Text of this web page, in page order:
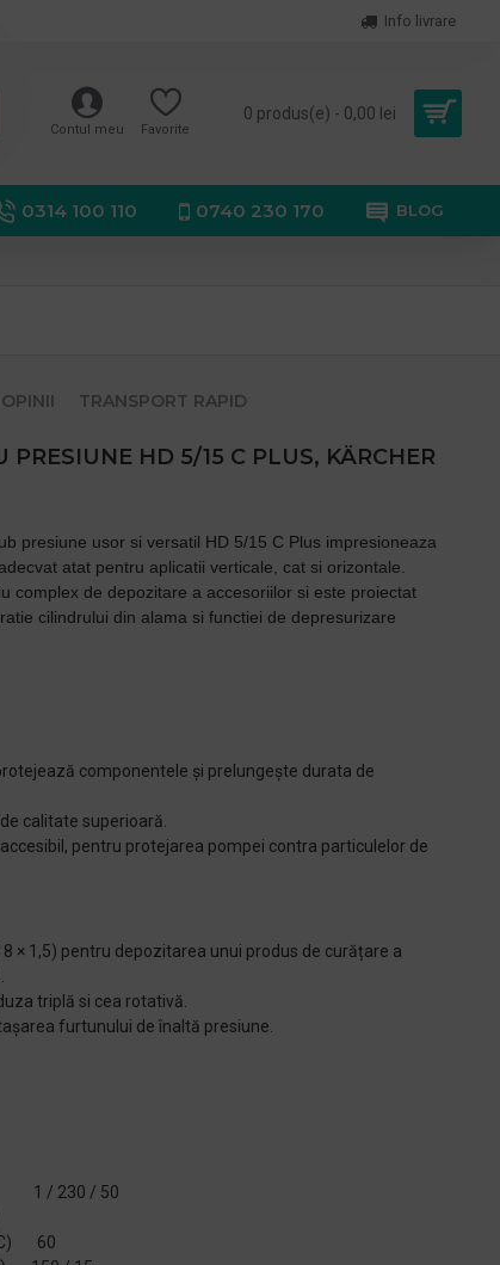
Info livrare
Contul meu Favorite
0 produs(e) - 0,00 lei
0314 100 110 0740 230 170 BLOG
OPINII TRANSPORT RAPID
PRESIUNE HD 5/15 C PLUS, KÄRCHER
presiune usor si versatil HD 5/15 C Plus impresioneaza
atat pentru aplicatii verticale, cat si orizontale.
complex de depozitare a accesoriilor si este proiectat
cilindrului din alama si functiei de depresurizare
componentele și prelungește durata de
calitate superioară.
pentru protejarea pompei contra particulelor de
× 1,5) pentru depozitarea unui produs de curățare a
triplă si cea rotativă.
furtunului de înaltă presiune.
1 / 230 / 50
60